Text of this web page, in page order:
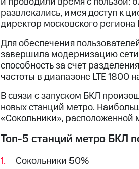
развлекались, имея доступ к
директор московского
Для обеспечения
завершила модернизацию
способность за счет
частоты в диапазоне LTE 1800
В связи с запуском БКЛ
новых станций метро.
«Сокольники»,
Топ-5 станций метро БКЛ
Сокольники 50%